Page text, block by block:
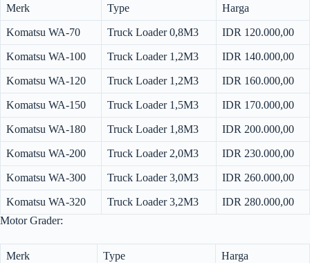
Merk Type Harga
Komatsu WA-70 Truck Loader 0,8M3 IDR 120.000,00
Komatsu WA-100 Truck Loader 1,2M3 IDR 140.000,00
Komatsu WA-120 Truck Loader 1,2M3 IDR 160.000,00
Komatsu WA-150 Truck Loader 1,5M3 IDR 170.000,00
Komatsu WA-180 Truck Loader 1,8M3 IDR 200.000,00
Komatsu WA-200 Truck Loader 2,0M3 IDR 230.000,00
Komatsu WA-300 Truck Loader 3,0M3 IDR 260.000,00
Komatsu WA-320 Truck Loader 3,2M3
IDR 280.000,00
Motor Grader:
Merk Type Harga